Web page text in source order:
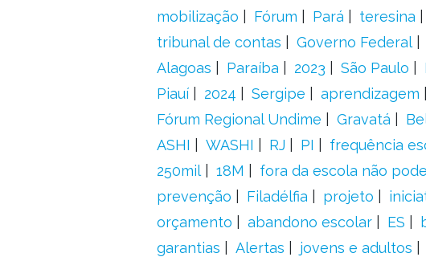
mobilização
Fórum Pará teresina
tribunal de contas
Governo Federal
Alagoas
Paraíba 2023 São Paulo
Piauí
2024 Sergipe aprendizagem
Fórum Regional Undime
Gravatá
ASHI
WASHI RJ PI frequência
250mil
18M fora da escola não pode
prevenção
Filadélfia projeto
orçamento
abandono escolar ES
garantias
Alertas jovens e adultos